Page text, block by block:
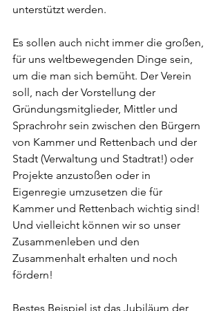
unterstützt werden.
Es sollen auch nicht immer die großen,
für uns weltbewegenden Dinge sein,
um die man sich bemüht. Der Verein
soll, nach der Vorstellung der
Gründungsmitglieder, Mittler und
Sprachrohr sein zwischen den Bürgern
von Kammer und Rettenbach und der
Stadt (Verwaltung und Stadtrat!) oder
Projekte anzustoßen oder in
Eigenregie umzusetzen die für
Kammer und Rettenbach wichtig sind!
Und vielleicht können wir so unser
Zusammenleben und den
Zusammenhalt erhalten und noch
fördern!
Bestes Beispiel ist das Jubiläum der